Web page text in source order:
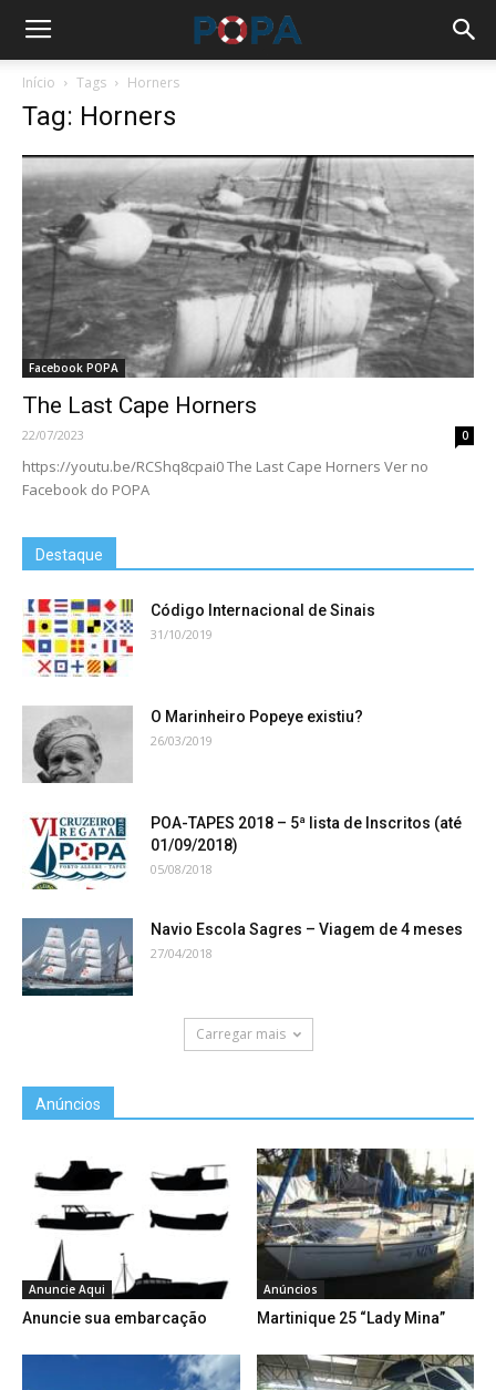
Início Tags Horners
Tag: Horners
Facebook POPA
The Last Cape Horners
22/07/2023 0
https://youtu.be/RCShq8cpai0 The Last Cape Horners Ver no
Facebook do POPA
Destaque
Código Internacional de Sinais
31/10/2019
O Marinheiro Popeye existiu?
26/03/2019
POA-TAPES 2018 – 5ª lista de Inscritos (até
01/09/2018)
05/08/2018
Navio Escola Sagres – Viagem de 4 meses
27/04/2018
Carregar mais
Anúncios
Anuncie Aqui
Anuncie sua embarcação
Anúncios
Martinique 25 “Lady Mina”